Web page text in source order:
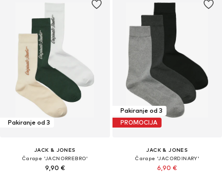
Pakiranje od 3
JACK & JONES
Čarape 'JACNORREBRO'
9,90 €
Pakiranje od 3
PROMOCIJA
JACK & JONES
Čarape 'JACORDINARY'
6,90 €